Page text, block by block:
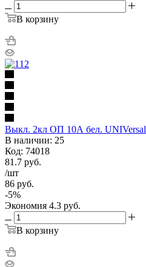
В корзину
Выкл. 2кл ОП 10А бел. UNIVersal
В наличии: 25
Код: 74018
81.7 руб.
/шт
86 руб.
-5%
Экономия 4.3 руб.
В корзину